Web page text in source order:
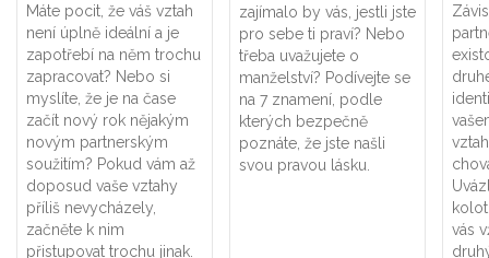
Máte pocit, že váš vztah
není úplně ideální a je
zapotřebí na něm trochu
zapracovat? Nebo si
myslíte, že je na čase
začít nový rok nějakým
novým partnerským
soužitím? Pokud vám až
doposud vaše vztahy
příliš nevycházely,
začněte k nim
přistupovat trochu jinak.
zajímalo by vás, jestli jste
pro sebe ti praví? Nebo
třeba uvažujete o
manželství? Podívejte se
na 7 znamení, podle
kterých bezpečně
poznáte, že jste našli
svou pravou lásku.
vás